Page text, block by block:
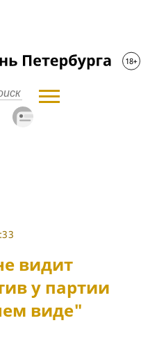
видит
у партии
виде"